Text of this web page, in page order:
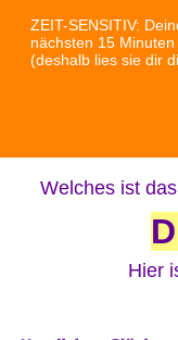
ZEIT-SENSITIV:
nächsten 15
(deshalb lies sie dir
Welches ist
Hier